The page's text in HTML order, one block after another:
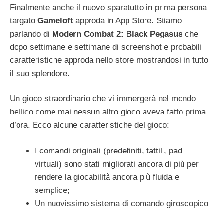
Finalmente anche il nuovo sparatutto in prima persona
targato Gameloft approda in App Store. Stiamo
parlando di Modern Combat 2: Black Pegasus che
dopo settimane e settimane di screenshot e probabili
caratteristiche approda nello store mostrandosi in tutto
il suo splendore.
Un gioco straordinario che vi immergerà nel mondo
bellico come mai nessun altro gioco aveva fatto prima
d’ora. Ecco alcune caratteristiche del gioco:
I comandi originali (predefiniti, tattili, pad
virtuali) sono stati migliorati ancora di più per
rendere la giocabilità ancora più fluida e
semplice;
Un nuovissimo sistema di comando giroscopico